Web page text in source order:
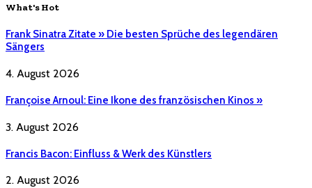
What's Hot
Frank Sinatra Zitate » Die besten Sprüche des legendären
Sängers
4. August 2026
Françoise Arnoul: Eine Ikone des französischen Kinos »
3. August 2026
Francis Bacon: Einfluss & Werk des Künstlers
2. August 2026